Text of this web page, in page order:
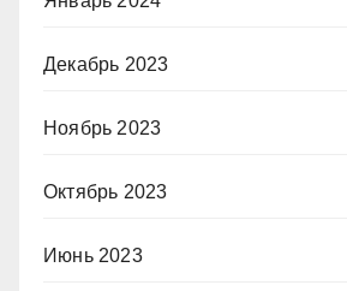
Декабрь 2023
Ноябрь 2023
Октябрь 2023
Июнь 2023